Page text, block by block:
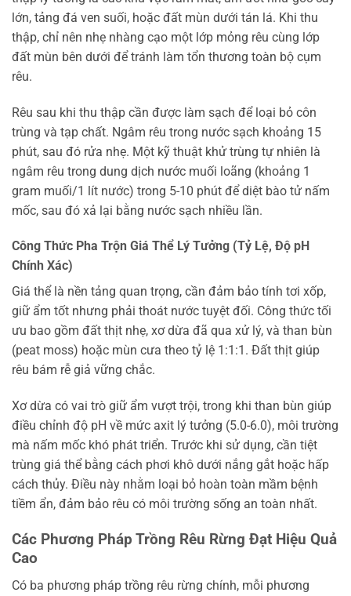
lớn, tảng đá ven suối, hoặc đất mùn dưới tán lá. Khi thu
thập, chỉ nên nhẹ nhàng cạo một lớp mỏng rêu cùng lớp
đất mùn bên dưới để tránh làm tổn thương toàn bộ cụm
rêu.
Rêu sau khi thu thập cần được làm sạch để loại bỏ côn
trùng và tạp chất. Ngâm rêu trong nước sạch khoảng 15
phút, sau đó rửa nhẹ. Một kỹ thuật khử trùng tự nhiên là
ngâm rêu trong dung dịch nước muối loãng (khoảng 1
gram muối/1 lít nước) trong 5-10 phút để diệt bào tử nấm
mốc, sau đó xả lại bằng nước sạch nhiều lần.
Công Thức Pha Trộn Giá Thể Lý Tưởng (Tỷ Lệ, Độ pH
Chính Xác)
Giá thể là nền tảng quan trọng, cần đảm bảo tính tơi xốp,
giữ ẩm tốt nhưng phải thoát nước tuyệt đối. Công thức tối
ưu bao gồm đất thịt nhẹ, xơ dừa đã qua xử lý, và than bùn
(peat moss) hoặc mùn cưa theo tỷ lệ 1:1:1. Đất thịt giúp
rêu bám rễ giả vững chắc.
Xơ dừa có vai trò giữ ẩm vượt trội, trong khi than bùn giúp
điều chỉnh độ pH về mức axit lý tưởng (5.0-6.0), môi trường
mà nấm mốc khó phát triển. Trước khi sử dụng, cần tiệt
trùng giá thể bằng cách phơi khô dưới nắng gắt hoặc hấp
cách thủy. Điều này nhằm loại bỏ hoàn toàn mầm bệnh
tiềm ẩn, đảm bảo rêu có môi trường sống an toàn nhất.
Các Phương Pháp Trồng Rêu Rừng Đạt Hiệu Quả
Cao
Có ba phương pháp trồng rêu rừng chính, mỗi phương